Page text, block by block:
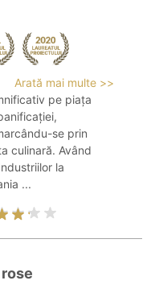
Arată mai multe >>
pe piața
se prin
culinară. Având
la
...